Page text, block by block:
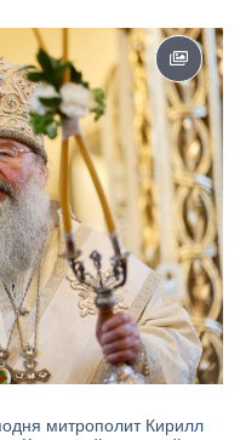
митрополит Кирилл